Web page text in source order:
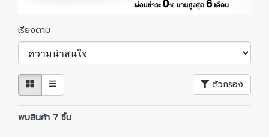
เรียงตาม
ตัวกรอง
พบสินค้า 7 ชิ้น